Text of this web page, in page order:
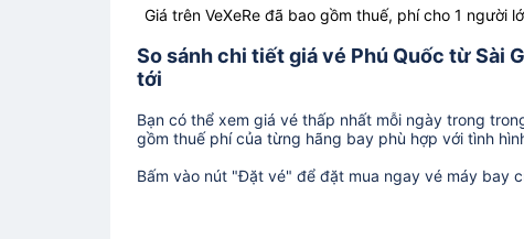
Giá trên VeXeRe đã bao gồm thuế, phí cho 1 người
So sánh chi tiết giá vé Phú Quốc từ Sài
tới
Bạn có thể xem giá vé thấp nhất mỗi ngày trong
gồm thuế phí của từng hãng bay phù hợp với tình
Bấm vào nút "Đặt vé" để đặt mua ngay vé máy bay